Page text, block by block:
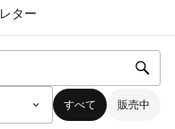
レター
すべて 販売中